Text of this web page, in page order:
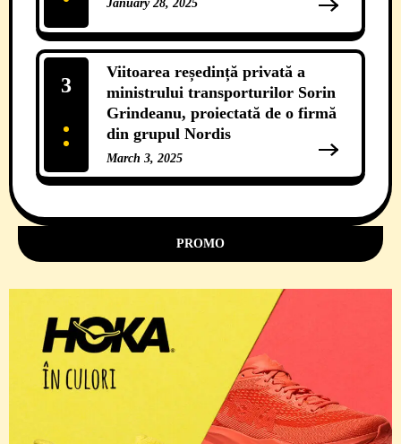
January 28, 2025
Viitoarea reședință privată a
ministrului transporturilor Sorin
Grindeanu, proiectată de o firmă
din grupul Nordis
March 3, 2025
11 Comments
3
PROMO